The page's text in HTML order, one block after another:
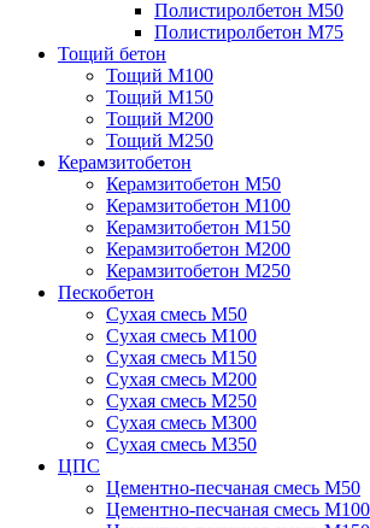
Полистиролбетон М50
Полистиролбетон М75
Тощий бетон
Тощий М100
Тощий М150
Тощий М200
Тощий М250
Керамзитобетон
Керамзитобетон М50
Керамзитобетон М100
Керамзитобетон М150
Керамзитобетон М200
Керамзитобетон М250
Пескобетон
Сухая смесь М50
Сухая смесь М100
Сухая смесь М150
Сухая смесь М200
Сухая смесь М250
Сухая смесь М300
Сухая смесь М350
ЦПС
Цементно-песчаная смесь М50
Цементно-песчаная смесь М100